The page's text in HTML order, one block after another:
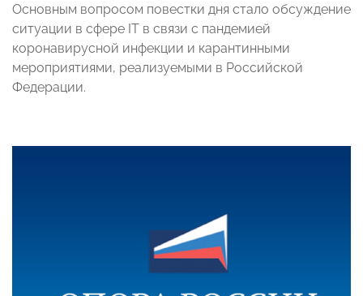
Основным вопросом повестки дня стало обсуждение
ситуации в сфере IT в связи с пандемией
коронавирусной инфекции и карантинными
мероприятиями, реализуемыми в Российской
Федерации.